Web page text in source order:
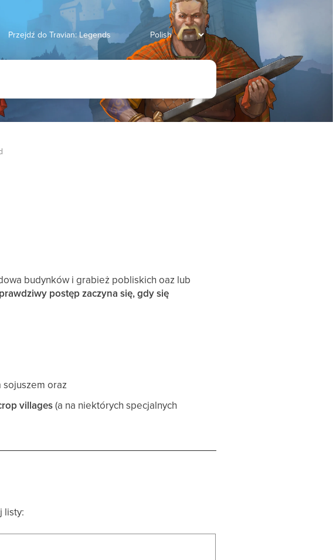
Przejdź do Travian: Legends
budynków i grabież pobliskich oaz lub
prawdziwy postęp zaczyna się, gdy się
sojuszem oraz
villages(a na niektórych specjalnych
listy: